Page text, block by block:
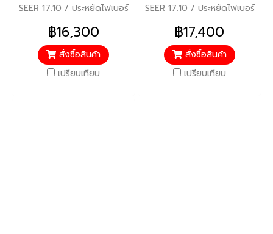
SEER 17.10 / ประหยัดไฟเบอร์
5 / รับประกันคอมเพรสเซอร์ 10
ปี ตัวเครื่อง 5 ปี / ราคารวม
บริการติดตั้งแล้ว*
฿16,300
สั่งซื้อสินค้า
เปรียบเทียบ
SEER 17.10 / ประหยัดไฟเบอร์
5 / รับประกันคอมเพรสเซอร์ 10
ปี ตัวเครื่อง 5 ปี / ราคารวม
บริการติดตั้งแล้ว*
฿17,400
สั่งซื้อสินค้า
เปรียบเทียบ